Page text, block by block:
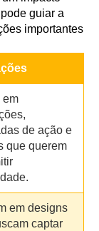
guiar a
importantes
em
de ação e
que querem
em designs
captar